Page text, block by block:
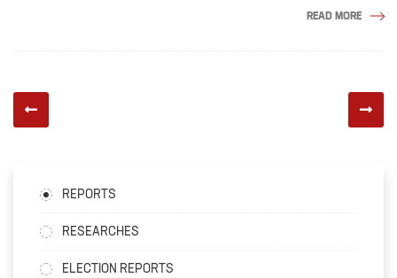
READ MORE
REPORTS
RESEARCHES
ELECTION REPORTS